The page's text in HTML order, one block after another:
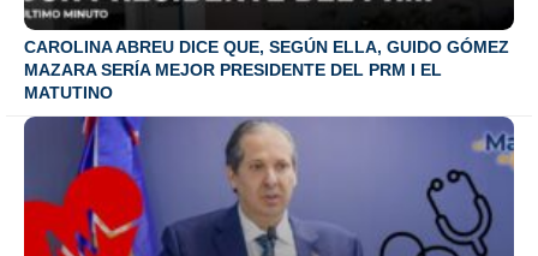
CAROLINA ABREU DICE QUE, SEGÚN ELLA, GUIDO GÓMEZ
MAZARA SERÍA MEJOR PRESIDENTE DEL PRM I EL
MATUTINO